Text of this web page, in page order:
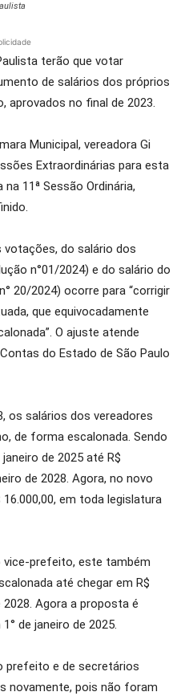
terão que votar
de salários dos próprios
aprovados no final de 2023.
Municipal, vereadora Gi
Extraordinárias para esta
11ª Sessão Ordinária,
do salário dos
n°01/2024) e do salário do
20/2024) ocorre para “corrigir
que equivocadamente
O ajuste atende
do Estado de São Paulo
os salários dos vereadores
de forma escalonada. Sendo
janeiro de 2025 até R$
de 2028. Agora, no novo
em toda legislatura
vice-prefeito, este também
até chegar em R$
2028. Agora a proposta é
de janeiro de 2025.
prefeito e de secretários
novamente, pois não foram